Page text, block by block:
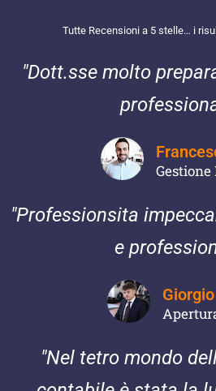
Tutte Recensioni a 5 stelle… i
"Dott.sse molto
Gestione
"Professionsita
e
"Nel tetro mondo